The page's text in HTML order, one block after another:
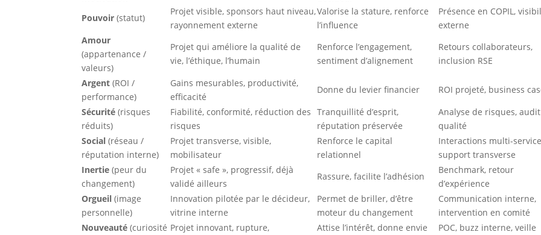
Pouvoir (statut)
Projet visible, sponsors haut niveau,
rayonnement externe
Valorise la stature, renforce
l’influence
Présence en COPIL,
externe
Amour
(appartenance /
valeurs)
Projet qui améliore la qualité de
vie, l’éthique, l’humain
Renforce l’engagement,
sentiment d’alignement
Retours collaborateurs,
inclusion RSE
Argent (ROI /
performance)
Gains mesurables, productivité,
efficacité
Donne du levier financier
ROI projeté, business
Sécurité (risques
réduits)
Fiabilité, conformité, réduction des
risques
Tranquillité d’esprit,
réputation préservée
Analyse de risques, audit
qualité
Social (réseau /
réputation interne)
Projet transverse, visible,
mobilisateur
Renforce le capital
relationnel
Interactions multi-
support transverse
Inertie (peur du
changement)
Projet « safe », progressif, déjà
validé ailleurs
Rassure, facilite l’adhésion
Benchmark, retour
d’expérience
Orgueil (image
personnelle)
Innovation pilotée par le décideur,
vitrine interne
Permet de briller, d’être
moteur du changement
Communication interne,
intervention en comité
Nouveauté (curiosité Projet innovant, rupture,
Attise l’intérêt, donne envie
POC, buzz interne, veille